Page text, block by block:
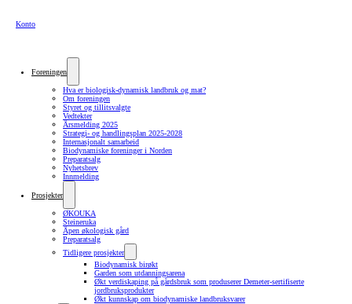
Konto
Foreningen
Hva er biologisk-dynamisk landbruk og mat?
Om foreningen
Styret og tillitsvalgte
Vedtekter
Årsmelding 2025
Strategi- og handlingsplan 2025-2028
Internasjonalt samarbeid
Biodynamiske foreninger i Norden
Preparatsalg
Nyhetsbrev
Innmelding
Prosjekter
ØKOUKA
Steineruka
Åpen økologisk gård
Preparatsalg
Tidligere prosjekter
Biodynamisk birøkt
Garden som utdanningsarena
Økt verdiskaping på gårdsbruk som produserer Demeter-sertifiserte
jordbruksprodukter
Økt kunnskap om biodynamiske landbruksvarer